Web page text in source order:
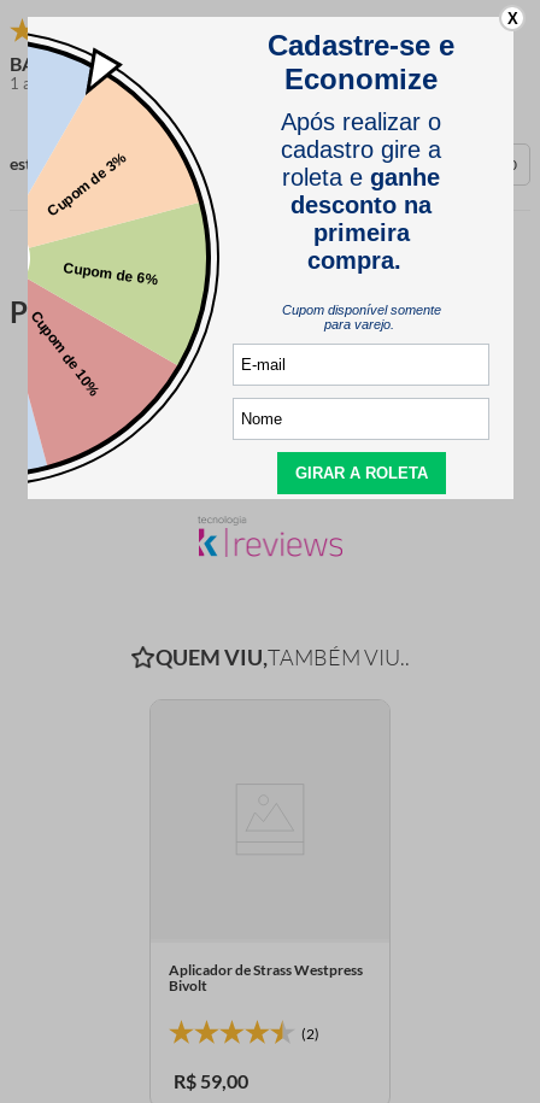
BARTIRA
1 ano atrás comprador verificado
esta avaliação foi útil? 0 0
Perguntas & respostas
Este produto ainda não tem perguntas
SEJA O PRIMEIRO A PERGUNTAR
QUEM VIU,TAMBÉM VIU..
Aplicador de Strass Westpress
Bivolt
(2)
R$ 59,00
X